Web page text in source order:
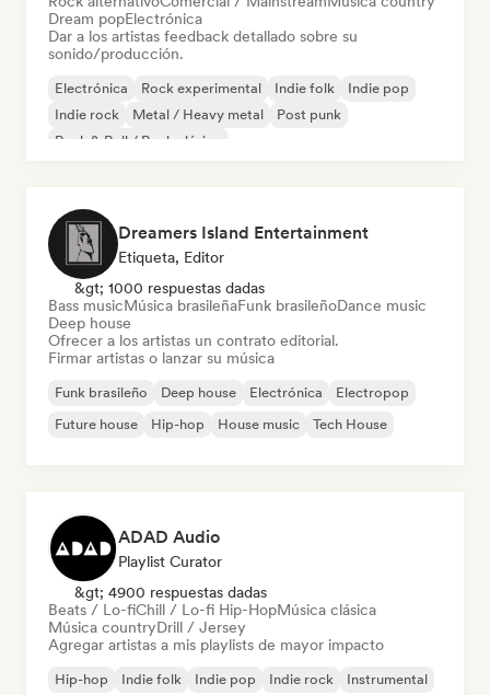
Dream popElectrónica
Dar a los artistas feedback detallado sobre su
sonido/producción.
Electrónica Rock experimental Indie folk
Indie pop
Indie rock
Metal / Heavy metal
Post punk
Rock & Roll / Rock clásico
Dreamers Island Entertainment
Etiqueta, Editor
&gt; 1000 respuestas dadas
Bass musicMúsica brasileñaFunk brasileñoDance music
Deep house
Ofrecer a los artistas un contrato editorial.
Firmar artistas o lanzar su música
Funk brasileño Deep house Electrónica
Electropop
Future house
Hip-hop House music Tech House
ADAD Audio
Playlist Curator
&gt; 4900 respuestas dadas
Beats / Lo-fiChill / Lo-fi Hip-HopMúsica clásica
Música countryDrill / Jersey
Agregar artistas a mis playlists de mayor impacto
Hip-hop Indie folk Indie pop Indie rock
Instrumental